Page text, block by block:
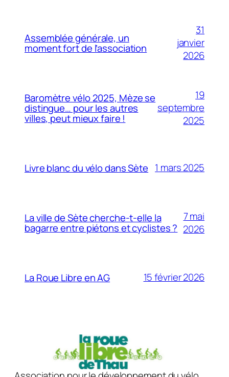
Assemblée générale, un
moment fort de l’association
31
janvier
2026
Baromètre vélo 2025, Mèze se
distingue… pour les autres
villes, peut mieux faire !
19
septembre
2025
Livre blanc du vélo dans Sète 1 mars 2025
La ville de Sète cherche-t-elle la
bagarre entre piétons et cyclistes ?
7 mai
2026
La Roue Libre en AG 15 février 2026